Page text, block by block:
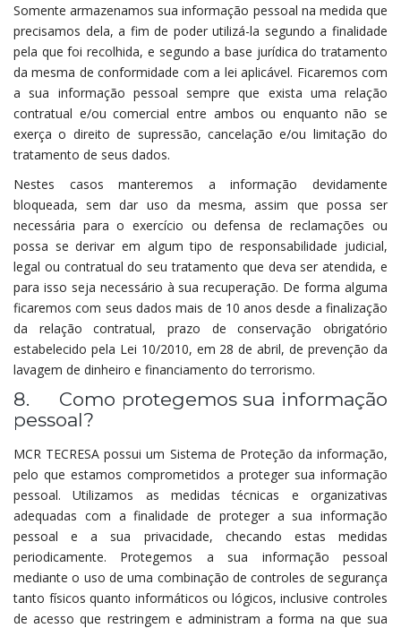
Somente armazenamos sua informação pessoal na medida que
precisamos dela, a fim de poder utilizá-la segundo a finalidade
pela que foi recolhida, e segundo a base jurídica do tratamento
da mesma de conformidade com a lei aplicável. Ficaremos com
a sua informação pessoal sempre que exista uma relação
contratual e/ou comercial entre ambos ou enquanto não se
exerça o direito de supressão, cancelação e/ou limitação do
tratamento de seus dados.
Nestes casos manteremos a informação devidamente
bloqueada, sem dar uso da mesma, assim que possa ser
necessária para o exercício ou defensa de reclamações ou
possa se derivar em algum tipo de responsabilidade judicial,
legal ou contratual do seu tratamento que deva ser atendida, e
para isso seja necessário à sua recuperação. De forma alguma
ficaremos com seus dados mais de 10 anos desde a finalização
da relação contratual, prazo de conservação obrigatório
estabelecido pela Lei 10/2010, em 28 de abril, de prevenção da
lavagem de dinheiro e financiamento do terrorismo.
8. Como protegemos sua informação
pessoal?
MCR TECRESA possui um Sistema de Proteção da informação,
pelo que estamos comprometidos a proteger sua informação
pessoal. Utilizamos as medidas técnicas e organizativas
adequadas com a finalidade de proteger a sua informação
pessoal e a sua privacidade, checando estas medidas
periodicamente. Protegemos a sua informação pessoal
mediante o uso de uma combinação de controles de segurança
tanto físicos quanto informáticos ou lógicos, inclusive controles
de acesso que restringem e administram a forma na que sua